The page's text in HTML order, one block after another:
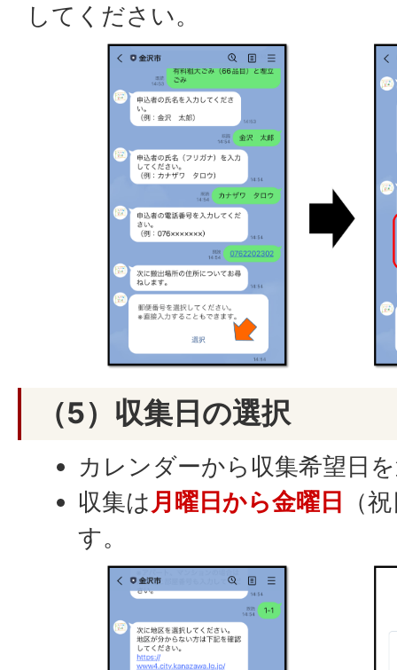
してください。
（5）収集日の選択
カレンダーから収集希望日
収集は月曜日から金曜日 （
す。